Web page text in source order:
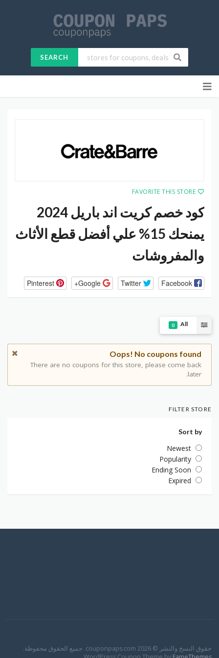
SEARCH
to
FAVORITE THIS STORE
كود خصم كريت اند باريل 2024
يمنحك 15% علي أفضل قطع الأثاث
والمفروشات
Facebook
Twitter
Google+
Pinterest
All
0
Oops! No coupons found
There are no coupons for this store, please come back
later.
FILTER STORE
Sort by
Newest
Popularity
Ending Soon
Expired
حقوق النسخ والنشر © 2026 couponpaps.com. جميع الحقوق محفوظة.